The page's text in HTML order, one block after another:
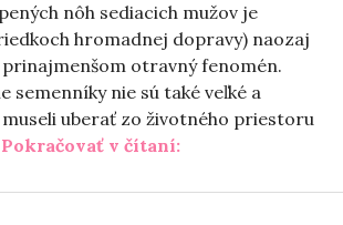
nôh sediacich mužov je
hromadnej dopravy) naozaj
otravný fenomén.
semenníky nie sú také veľké a
uberať zo životného priestoru
Pokračovať v čítaní:„Piatok sama